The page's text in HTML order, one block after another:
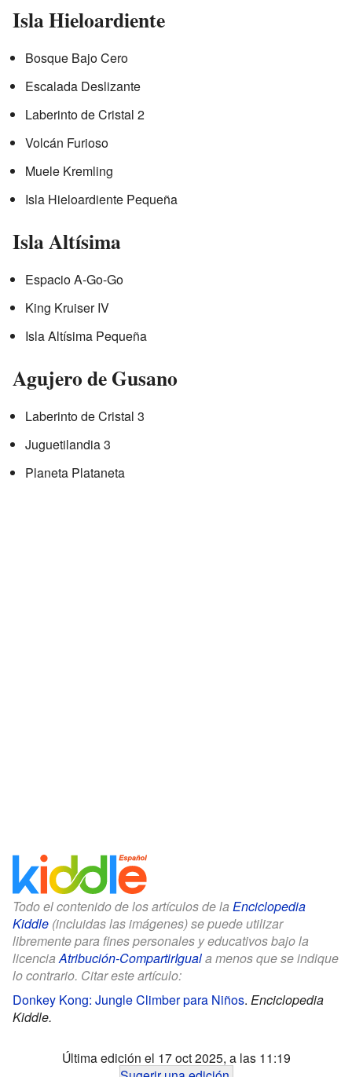
Isla Hieloardiente
Bosque Bajo Cero
Escalada Deslizante
Laberinto de Cristal 2
Volcán Furioso
Muele Kremling
Isla Hieloardiente Pequeña
Isla Altísima
Espacio A-Go-Go
King Kruiser IV
Isla Altísima Pequeña
Agujero de Gusano
Laberinto de Cristal 3
Juguetilandia 3
Planeta Plataneta
Todo el contenido de los artículos de la Enciclopedia
Kiddle (incluidas las imágenes) se puede utilizar
libremente para fines personales y educativos bajo la
licenciaAtribución-CompartirIguala menos que se indique
lo contrario. Citar este artículo:
Donkey Kong: Jungle Climber para Niños. Enciclopedia
Kiddle.
Última edición el 17 oct 2025, a las 11:19